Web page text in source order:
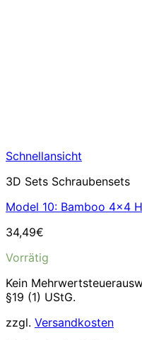
Schnellansicht
3D Sets Schraubensets
Model 10: Bamboo 4×4
34,49€
Vorrätig
Kein
§19 (1) UStG.
zzgl. Versandkosten